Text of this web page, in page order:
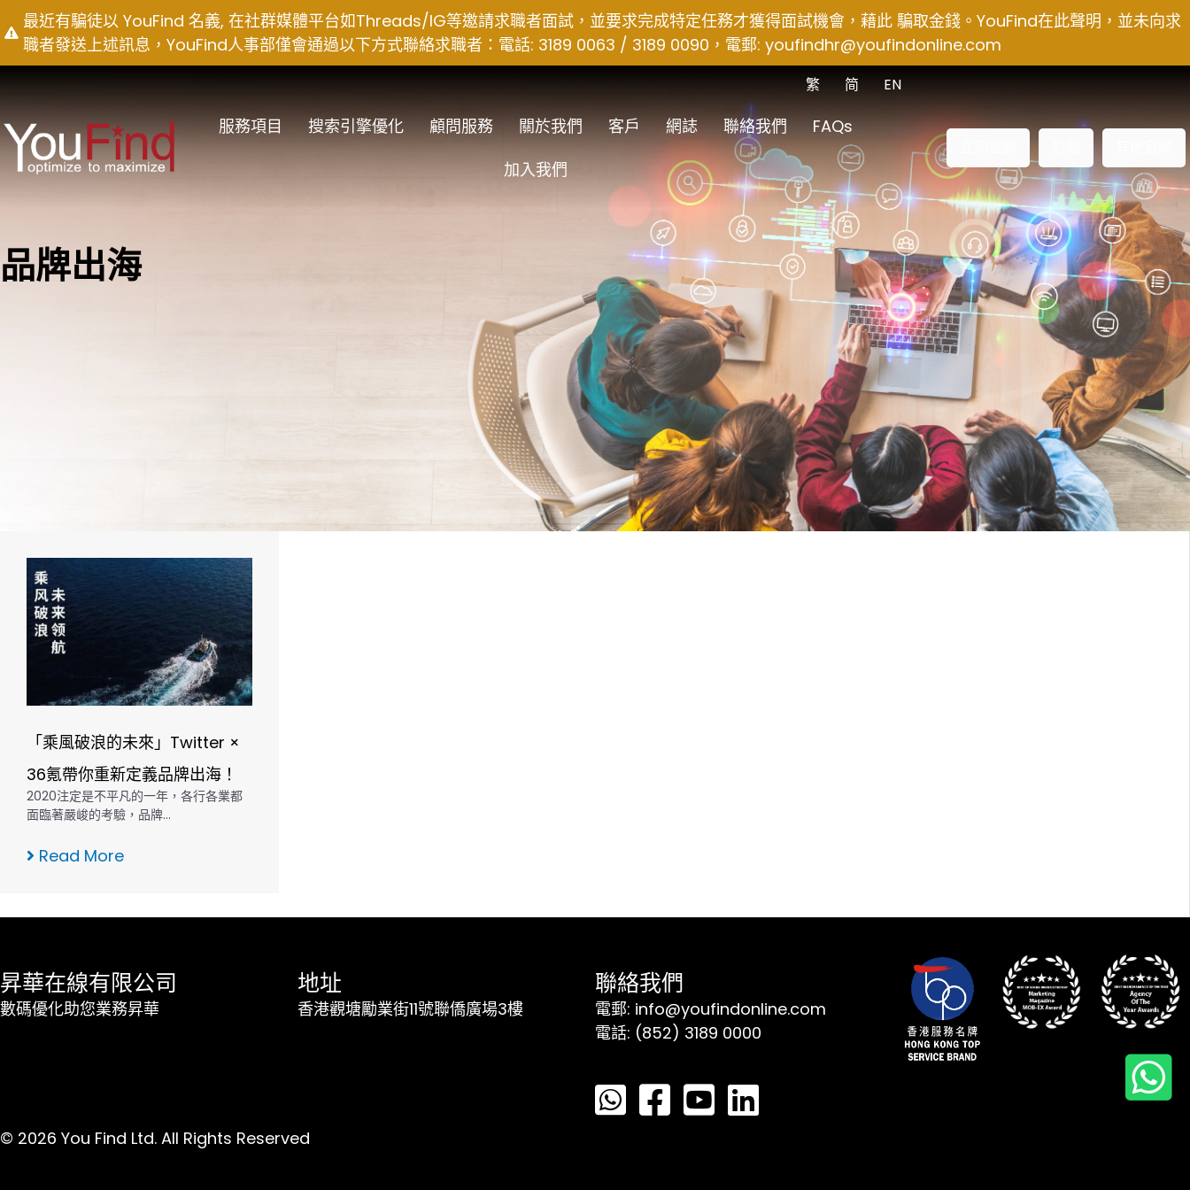
to
最近有騙徒以 YouFind 名義, 在社群媒體平台如Threads/IG等邀請求職者面試，並要求完成特定任務才獲得面試機會，藉此 騙取金錢。YouFind在此聲明，並未向求
職者發送上述訊息，YouFind人事部僅會通過以下方式聯絡求職者：電話: 3189 0063 / 3189 0090，電郵: youfindhr@youfindonline.com
EN
简
繁
服務項目 搜索引擎優化 顧問服務 關於我們 客戶 網誌 聯絡我們
FAQs
加入我們
品牌出海
「乘風破浪的未來」Twitter ×
36氪帶你重新定義品牌出海！
2020注定是不平凡的一年，各行各業都
面臨著嚴峻的考驗，品牌…
Read More
昇華在線有限公司
數碼優化助您業務昇華
地址
香港觀塘勵業街11號聯僑廣場3樓
聯絡我們
電郵: info@youfindonline.com
電話: (852) 3189 0000
© 2026 You Find Ltd. All Rights Reserved
我們使用Cookies以提供更好的瀏覽體驗。如果你繼續瀏覽本網站，即表示你接受我們使用Cookies來收集數據。更多詳